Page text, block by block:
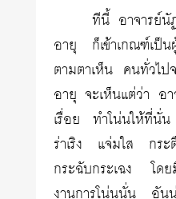
ทีนี้ อาจารย์
อายุ ก็เข้าเกณฑ์เป็
ตามตาเห็น คนทั่วไป
อายุ จะเห็นแต่ว่า อ
เรื่อย ทำโน่นให้ที่นั่
ร่าเริง แจ่มใส กระ
กระฉับกระเฉง โดย